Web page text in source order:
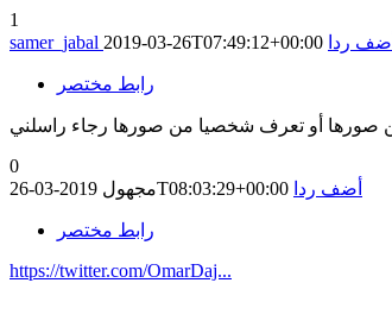
1
samer_jabal 2019-03-26T07:49:12+00:00 أضف ردا
رابط مختصر
0
مجهول2019-03-26T08:03:29+00:00 أضف ردا
رابط مختصر
https://twitter.com/OmarDaj...